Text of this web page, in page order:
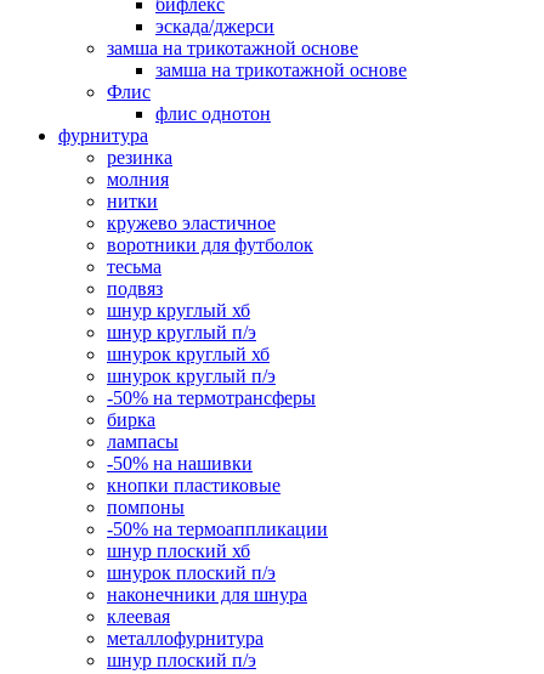
бифлекс
эскада/джерси
замша на трикотажной основе
замша на трикотажной основе
Флис
флис однотон
фурнитура
резинка
молния
нитки
кружево эластичное
воротники для футболок
тесьма
подвяз
шнур круглый хб
шнур круглый п/э
шнурок круглый хб
шнурок круглый п/э
-50% на термотрансферы
бирка
лампасы
-50% на нашивки
кнопки пластиковые
помпоны
-50% на термоаппликации
шнур плоский хб
шнурок плоский п/э
наконечники для шнура
клеевая
металлофурнитура
шнур плоский п/э